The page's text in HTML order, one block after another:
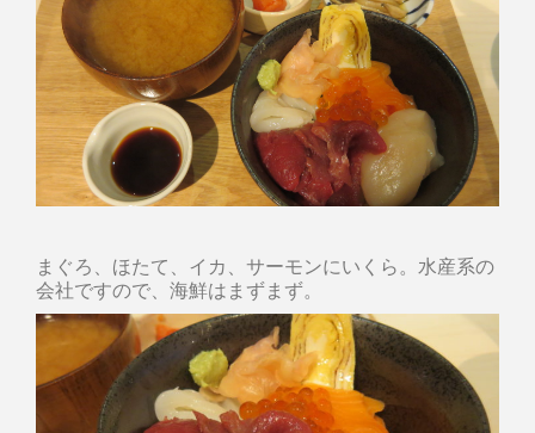
まぐろ、ほたて、イカ、サーモンにいくら。水産系の
会社ですので、海鮮はまずまず。